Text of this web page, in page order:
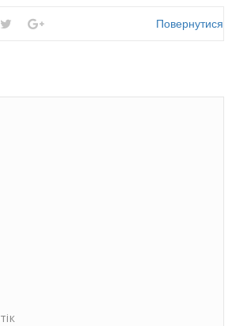
Повернутися